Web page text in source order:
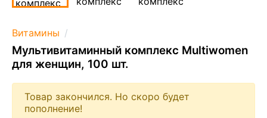
Витамины
Мультивитаминный комплекс Multiwomen
для женщин, 100 шт.
Товар закончился. Но скоро будет
пополнение!